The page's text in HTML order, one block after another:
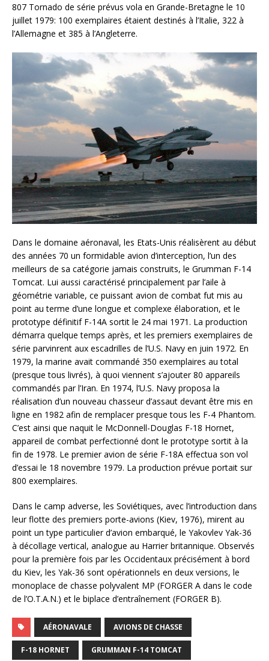
807 Tornado de série prévus vola en Grande-Bretagne le 10
juillet 1979: 100 exemplaires étaient destinés à l’Italie, 322 à
l’Allemagne et 385 à l’Angleterre.
Dans le domaine aéronaval, les Etats-Unis réalisèrent au début
des années 70 un formidable avion d’interception, l’un des
meilleurs de sa catégorie jamais construits, le Grumman F-14
Tomcat. Lui aussi caractérisé principalement par l’aile à
géométrie variable, ce puissant avion de combat fut mis au
point au terme d’une longue et complexe élaboration, et le
prototype définitif F-14A sortit le 24 mai 1971. La production
démarra quelque temps après, et les premiers exemplaires de
série parvinrent aux escadrilles de l’U.S. Navy en juin 1972. En
1979, la marine avait commandé 350 exemplaires au total
(presque tous livrés), à quoi viennent s’ajouter 80 appareils
commandés par l’Iran. En 1974, l’U.S. Navy proposa la
réalisation d’un nouveau chasseur d’assaut devant être mis en
ligne en 1982 afin de remplacer presque tous les F-4 Phantom.
C’est ainsi que naquit le McDonnell-Douglas F-18 Hornet,
appareil de combat perfectionné dont le prototype sortit à la
fin de 1978. Le premier avion de série F-18A effectua son vol
d’essai le 18 novembre 1979. La production prévue portait sur
800 exemplaires.
Dans le camp adverse, les Soviétiques, avec l’introduction dans
leur flotte des premiers porte-avions (Kiev, 1976), mirent au
point un type particulier d’avion embarqué, le Yakovlev Yak-36
à décollage vertical, analogue au Harrier britannique. Observés
pour la première fois par les Occidentaux précisément à bord
du Kiev, les Yak-36 sont opérationnels en deux versions, le
monoplace de chasse polyvalent MP (FORGER A dans le code
de l’O.T.A.N.) et le biplace d’entraînement (FORGER B).
AÉRONAVALE AVIONS DE CHASSE
F-18 HORNET GRUMMAN F-14 TOMCAT